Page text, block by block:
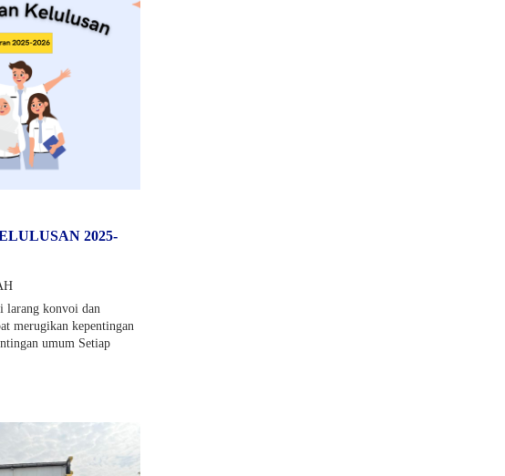
2025-
larang konvoi dan
merugikan kepentingan
umum Setiap